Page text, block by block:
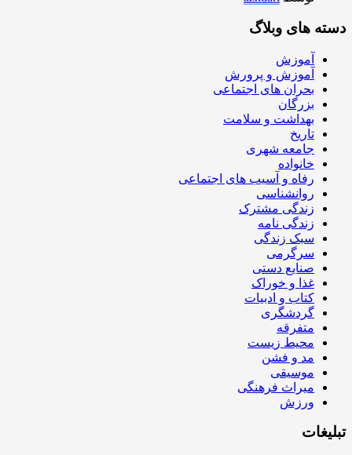
دسته های وبلاگ
آموزش
آموزش و پرورش
بحران های اجتماعی
بزرگان
بهداشت و سلامت
تاریخ
جامعه شهری
خانواده
رفاه و آسیب های اجتماعی
روانشناسی
زندگی مشترک
زندگی نامه
سبک زندگی
سرگرمی
صنایع دستی
غذا و خوراک
کتاب و ادبیات
گردشگری
متفرقه
محیط زیست
مد و فشن
موسیقی
میراث فرهنگی
ورزش
تبلیغات